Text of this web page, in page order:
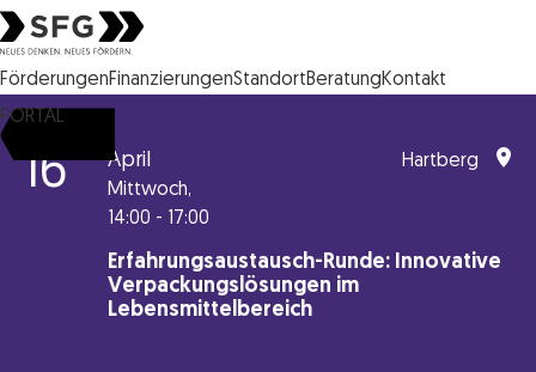
Steirische Wirtschaftsförderungsgesellschaft mbH SFG Logo
FörderungenFinanzierungenStandortBeratungKontakt
PORTAL
16 April
Mittwoch,
14:00 - 17:00
Erfahrungsaustausch-Runde: Innovative
Verpackungslösungen im
Lebensmittelbereich
Hartberg